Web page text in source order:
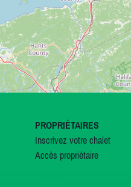
PROPRIÉTAIRES
Inscrivez votre chalet
Accès propriétaire